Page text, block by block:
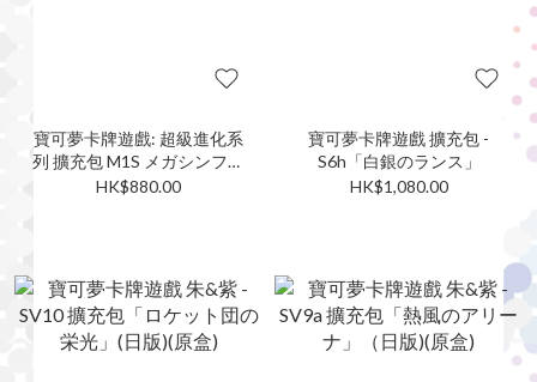
寶可夢卡牌遊戲: 超級進化系
列 擴充包 M1S メガシンフォ
ニア(日版)
HK$880.00
寶可夢卡牌遊戲 擴充包 -
S6h「白銀のランス」
HK$1,080.00